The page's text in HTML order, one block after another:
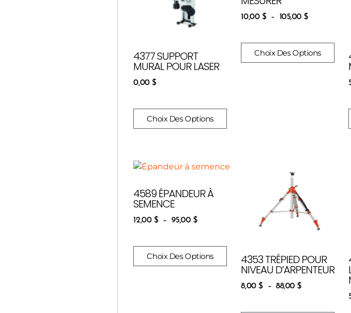
4377 SUPPORT
MURAL POUR LASER
0,00 $
Choix Des Options
10,00 $ – 105,00 $
Choix Des Options
4589 ÉPANDEUR À
SEMENCE
12,00 $ – 95,00 $
Choix Des Options 4353 TRÉPIED POUR
NIVEAU D’ARPENTEUR
8,00 $ – 88,00 $